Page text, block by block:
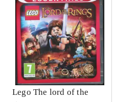
Lego The lord of the